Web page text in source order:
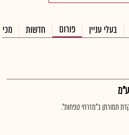
בעלי עניין פורום חדשות
תמורתן ב"מזרחי טפחות".